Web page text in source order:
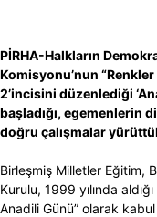
PİRHA-Halkların
Komisyonu’nun
2’incisini düzenlediği
başladığı, egemenlerin
doğru çalışmalar
Birleşmiş Milletler Eğitim,
Kurulu, 1999 yılında
Anadili Günü” olarak